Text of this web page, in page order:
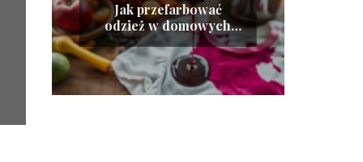
Jak przefarbować
odzież w domowych
warunkach?